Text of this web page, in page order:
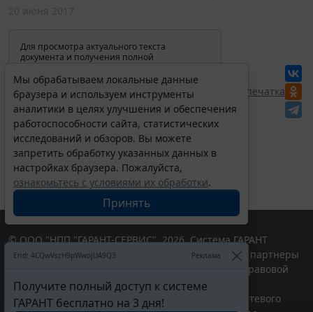
Для просмотра актуального текста
документа и получения полной
изменениях и порядке применения
документа, воспользуйтесь поиском в
Интернет-версии системы ГАРАНТ:
Перепечатка
Мы обрабатываем локальные данные
браузера и используем инструменты
аналитики в целях улучшения и обеспечения
работоспособности сайта, статистических
исследований и обзоров. Вы можете
запретить обработку указанных данных в
настройках браузера. Пожалуйста,
ознакомьтесь с условиями их обработки.
Принять
Erid: 4CQwVszH9pWwojUA9Q3 Реклама
Получите полный доступ к системе
ГАРАНТ бесплатно на 3 дня!
© ООО "НПП "ГАРАНТ-СЕРВИС", 2026. Система ГАРАНТ
выпускается с 1990 года. Компания "Гарант" и ее партнеры
являются участниками Российской ассоциации правовой
информации ГАРАНТ.
Портал ГАРАНТ.РУ зарегистрирован в качестве сетевого